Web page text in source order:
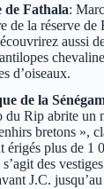
de Fathala:
de la réserve de
aussi
d’oiseaux.
de la
Rip abrite un
bretons »,
plus de 1
des
J.C.